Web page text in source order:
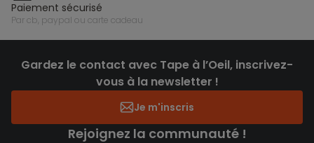
paiement sécurisé
par cb, paypal ou carte cadeau
Gardez le contact avec Tape à l’Oeil, inscrivez-
vous à la newsletter !
Je m'inscris
Rejoignez la communauté !